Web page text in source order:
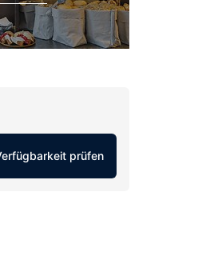
prüfen